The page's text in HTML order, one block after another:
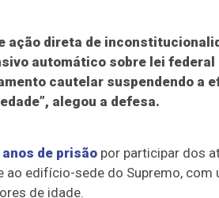
ação direta de
automático sobre lei
cautelar suspendendo a
alegou a defesa.
de prisão por participar dos
edifício-sede do Supremo, com
de idade.